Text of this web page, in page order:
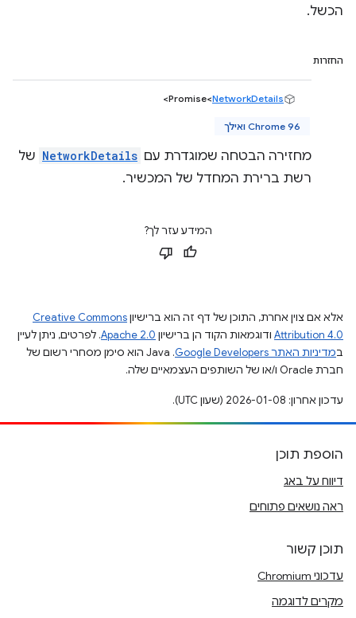
הכשל.
החזרות
Promise<NetworkDetails
>
Chrome 96 ואילך
מחזירה הבטחה שמוגדרת עם NetworkDetails של
רשת ברירת המחדל של המכשיר.
המידע עזר לך?
אלא אם צוין אחרת, התוכן של דף זה הוא ברישיוןCreative Commons
Attribution 4.0 ודוגמאות הקוד הן ברישיון Apache 2.0. לפרטים, ניתן לעיין
במדיניות האתר Google Developers‏
.‏ Java הוא סימן מסחרי רשום של
חברת Oracle ו/או של השותפים העצמאיים שלה.
עדכון אחרון: 2026-01-08 (שעון UTC).
הוספת תוכן
דיווח על באג
ראה נושאים פתוחים
תוכן קשור
עדכוני Chromium
מקרים לדוגמה